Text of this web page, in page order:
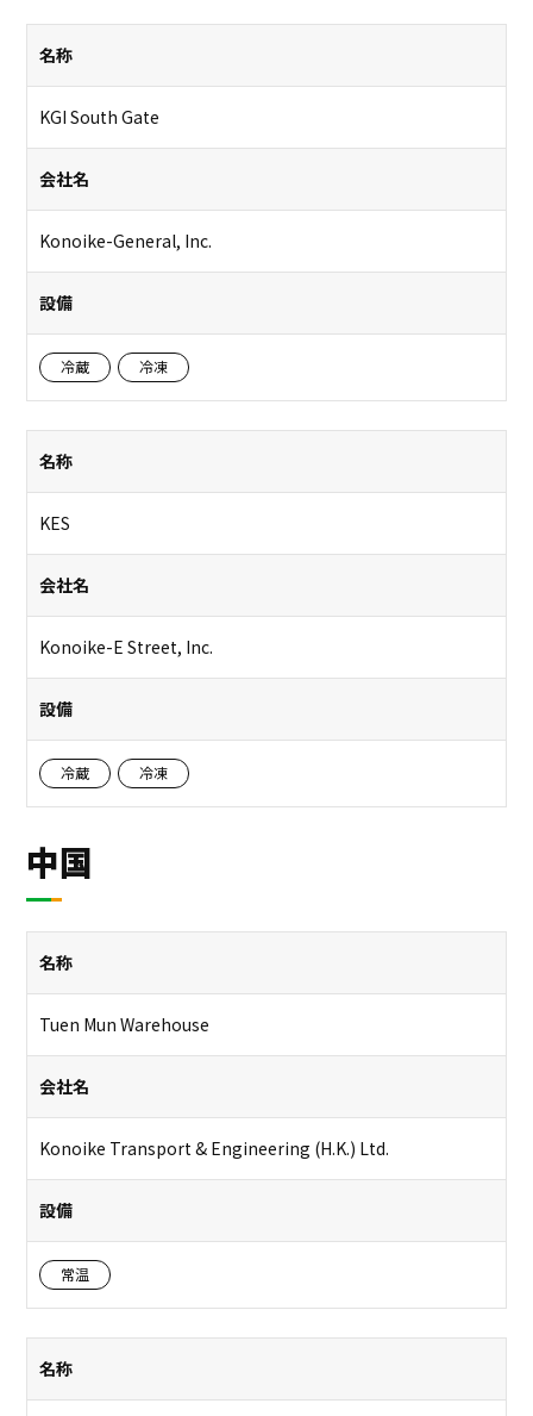
名称
KGI South Gate
会社名
Konoike-General, Inc.
設備
冷蔵 冷凍
名称
KES
会社名
Konoike-E Street, Inc.
設備
冷蔵 冷凍
中国
名称
Tuen Mun Warehouse
会社名
Konoike Transport & Engineering (H.K.) Ltd.
設備
常温
名称